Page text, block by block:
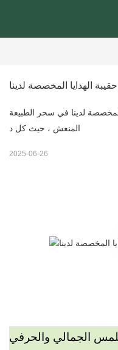
الهدايا المخصصة لدينا
لدينا في سحر الطبيعة
المنعش ، حيث كل د
2025-06-26
الجمالي والحرفي